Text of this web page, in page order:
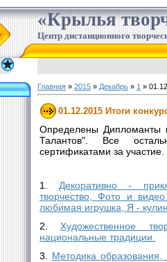
«Крылья
Центр дистанционного
Главная » 2015 » Декабрь » 1 »
01.12.2015 Итоги
Определены Дипломанты
Талантов". Все
сертификатами за участие.
1. Декоративно -
творчество, Фото и
любимая игрушка, Я -
2. Художественное
национальные традиции.
3. Методика